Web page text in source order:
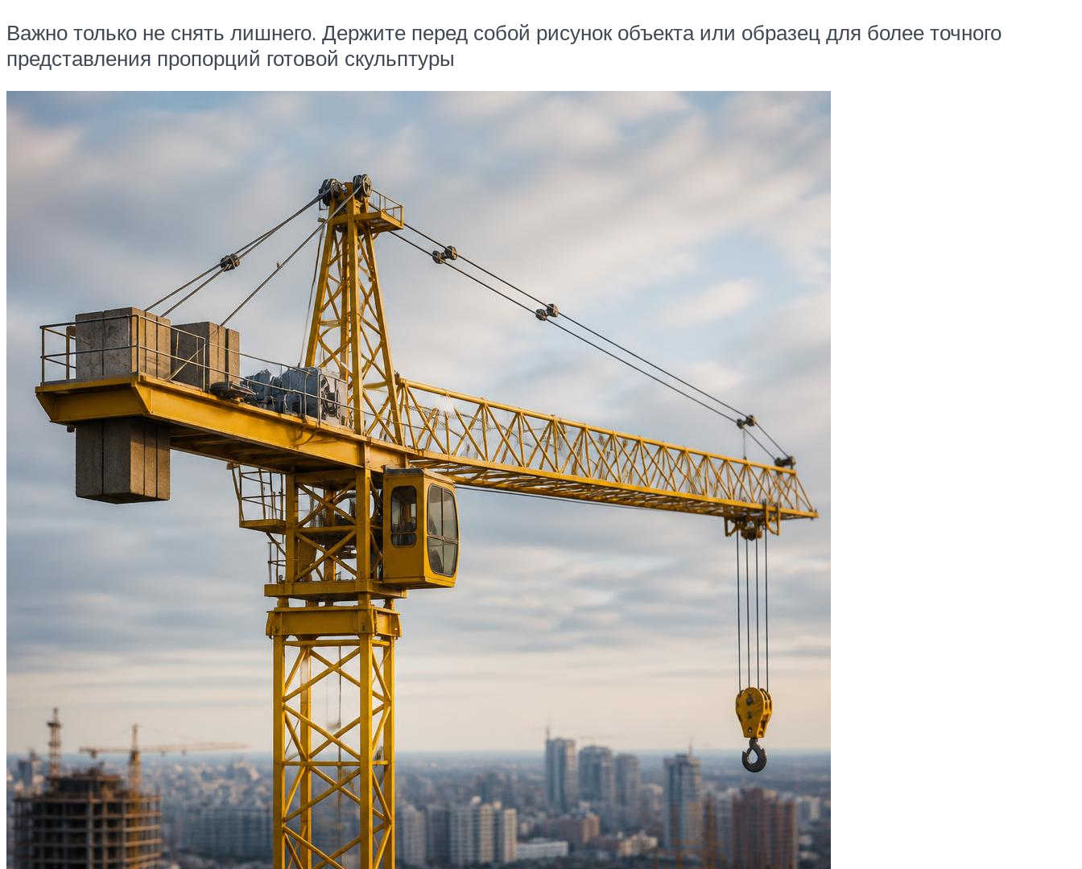
Важно только не снять лишнего. Держите перед собой рисунок объекта или образец для более точного
представления пропорций готовой скульптуры